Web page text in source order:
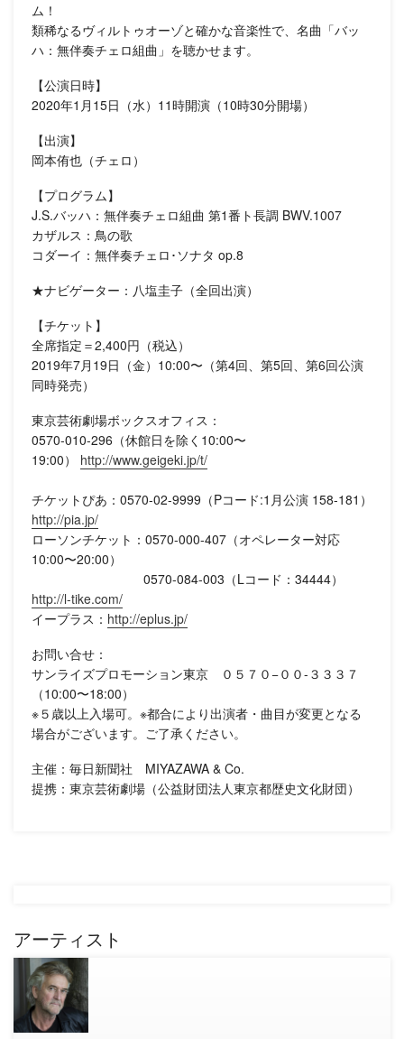
ム！
類稀なるヴィルトゥオーゾと確かな音楽性で、名曲「バッ
ハ：無伴奏チェロ組曲」を聴かせます。
【公演日時】
2020年1月15日（水）11時開演（10時30分開場）
【出演】
岡本侑也（チェロ）
【プログラム】
J.S.バッハ：無伴奏チェロ組曲 第1番ト長調 BWV.1007
カザルス：鳥の歌
コダーイ：無伴奏チェロ･ソナタ op.8
★ナビゲーター：八塩圭子（全回出演）
【チケット】
全席指定＝2,400円（税込）
2019年7月19日（金）10:00〜（第4回、第5回、第6回公演
同時発売）
東京芸術劇場ボックスオフィス：
0570-010-296（休館日を除く10:00〜
19:00） http://www.geigeki.jp/t/
チケットぴあ：0570-02-9999（Pコード:1月公演 158-181）
http://pia.jp/
ローソンチケット：0570-000-407（オペレーター対応
10:00〜20:00）
0570-084-003（Lコード：34444）
http://l-tike.com/
イープラス： http://eplus.jp/
お問い合せ：
サンライズプロモーション東京 ０５７０−００-３３３７
（10:00〜18:00）
※５歳以上入場可。※都合により出演者・曲目が変更となる
場合がございます。ご了承ください。
主催：毎日新聞社 MIYAZAWA & Co.
提携：東京芸術劇場（公益財団法人東京都歴史文化財団）
アーティスト